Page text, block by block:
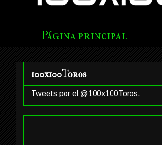
Página principal
100x100Toros
Tweets por el @100x100Toros.